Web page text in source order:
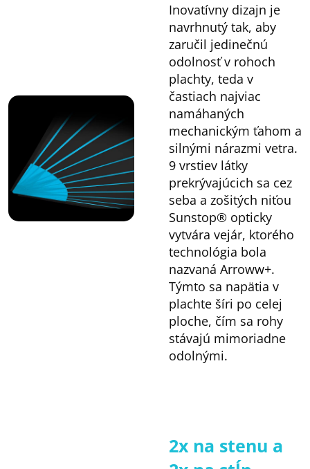
Inovatívny dizajn je
navrhnutý tak, aby
zaručil jedinečnú
odolnosť v rohoch
plachty, teda v
častiach najviac
namáhaných
mechanickým ťahom a
silnými nárazmi vetra.
9 vrstiev látky
prekrývajúcich sa cez
seba a zošitých niťou
Sunstop® opticky
vytvára vejár, ktorého
technológia bola
nazvaná Arroww+.
Týmto sa napätia v
plachte šíri po celej
ploche, čím sa rohy
stávajú mimoriadne
odolnými.
2x na stenu a